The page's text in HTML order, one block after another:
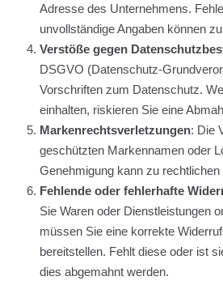
Adresse des Unternehmens.
unvollständige Angaben können
Verstöße gegen
DSGVO (Datenschutz-
Vorschriften zum Datenschutz.
einhalten, riskieren Sie eine
Markenrechtsverletzungen: Die
geschützten Markennamen oder
Genehmigung kann zu
Fehlende oder fehlerhafte
Sie Waren oder Dienstleistungen
müssen Sie eine korrekte
bereitstellen. Fehlt diese oder ist
dies abgemahnt werden.